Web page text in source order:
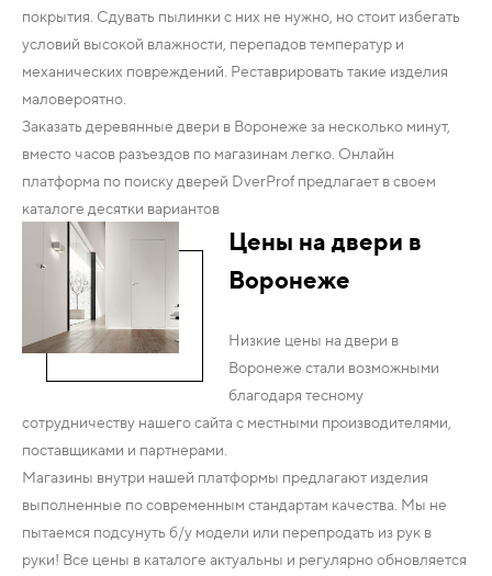
покрытия. Сдувать пылинки с них не нужно, но стоит избегать
условий высокой влажности, перепадов температур и
механических повреждений. Реставрировать такие изделия
маловероятно.
Заказать деревянные двери в Воронеже за несколько минут,
вместо часов разъездов по магазинам легко. Онлайн
платформа по поиску дверей DverProf предлагает в своем
каталоге десятки вариантов
Цены на двери в
Воронеже
Низкие цены на двери в
Воронеже стали возможными
благодаря тесному
сотрудничеству нашего сайта с местными производителями,
поставщиками и партнерами.
Магазины внутри нашей платформы предлагают изделия
выполненные по современным стандартам качества. Мы не
пытаемся подсунуть б/у модели или перепродать из рук в
руки! Все цены в каталоге актуальны и регулярно обновляется